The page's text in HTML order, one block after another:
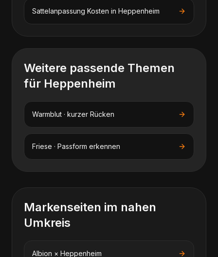
Sattelanpassung Kosten in Heppenheim
Weitere passende Themen
für Heppenheim
Warmblut · kurzer Rücken
Friese · Passform erkennen
Markenseiten im nahen
Umkreis
Albion × Heppenheim